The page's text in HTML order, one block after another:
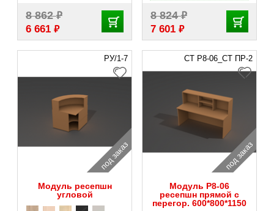
8 862₽
6 661 ₽
8 824₽
7 601 ₽
РУ/1-7
под заказ
Модуль ресепшн
угловой
СТ Р8-06_СТ ПР-2
под заказ
Модуль Р8-06
ресепшн прямой c
перегор. 600*800*1150